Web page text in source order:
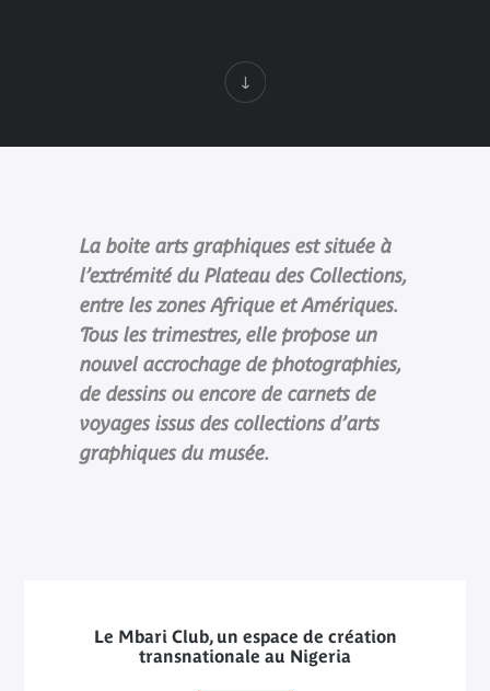
La boite arts graphiques est située à
l’extrémité du Plateau des Collections,
entre les zones Afrique et Amériques.
Tous les trimestres, elle propose un
nouvel accrochage de photographies,
de dessins ou encore de carnets de
voyages issus des collections d’arts
graphiques du musée.
Le Mbari Club, un espace de création
transnationale au Nigeria